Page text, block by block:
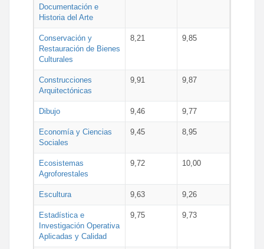
Documentación e
Historia del Arte
Conservación y
Restauración de Bienes
Culturales
8,21 9,85
Construcciones
Arquitectónicas
9,91 9,87
Dibujo 9,46 9,77
Economía y Ciencias
Sociales
9,45 8,95
Ecosistemas
Agroforestales
9,72 10,00
Escultura 9,63 9,26
Estadística e
Investigación Operativa
Aplicadas y Calidad
9,75 9,73